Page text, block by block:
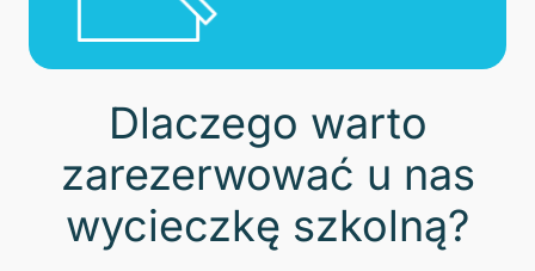
Dlaczego warto
zarezerwować u nas
wycieczkę szkolną?